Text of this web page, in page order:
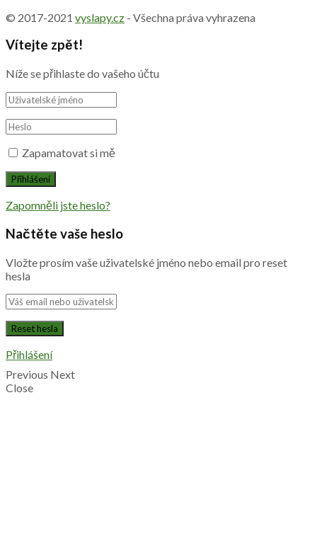
© 2017-2021 vyslapy.cz - Všechna práva vyhrazena
Vítejte zpět!
Níže se přihlaste do vašeho účtu
Zapamatovat si mě
Zapomněli jste heslo?
Načtěte vaše heslo
Vložte prosím vaše uživatelské jméno nebo email pro reset
hesla
Přihlášení
Previous Next
Close